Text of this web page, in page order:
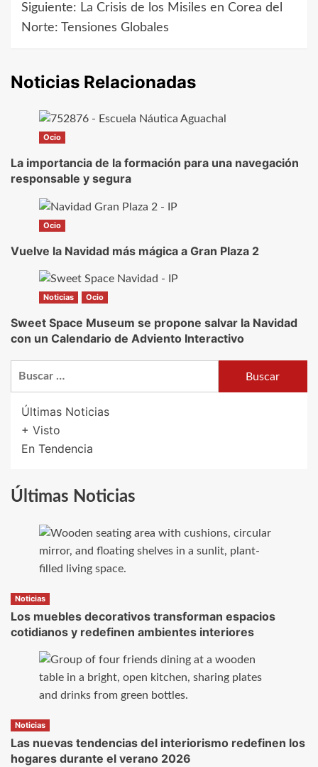
entradas
Siguiente: La Crisis de los Misiles en Corea del
Norte: Tensiones Globales
Noticias Relacionadas
Ocio
La importancia de la formación para una navegación
responsable y segura
Ocio
Vuelve la Navidad más mágica a Gran Plaza 2
Noticias Ocio
Sweet Space Museum se propone salvar la Navidad
con un Calendario de Adviento Interactivo
Últimas Noticias
+ Visto
En Tendencia
Últimas Noticias
Noticias
Los muebles decorativos transforman espacios
cotidianos y redefinen ambientes interiores
Noticias
Las nuevas tendencias del interiorismo redefinen los
hogares durante el verano 2026